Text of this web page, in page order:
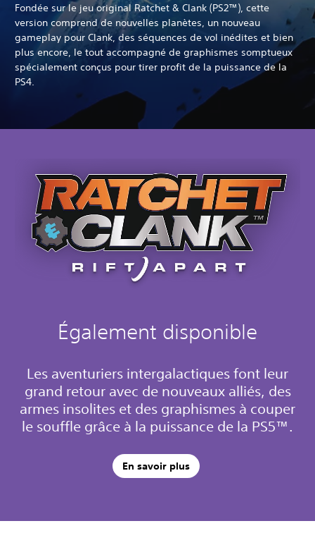
Fondée sur le jeu original Ratchet & Clank (PS2™), cette
version comprend de nouvelles planètes, un nouveau
gameplay pour Clank, des séquences de vol inédites et bien
plus encore, le tout accompagné de graphismes somptueux
spécialement conçus pour tirer profit de la puissance de la
PS4.
Également disponible
Les aventuriers intergalactiques font leur
grand retour avec de nouveaux alliés, des
armes insolites et des graphismes à couper
le souffle grâce à la puissance de la PS5™.
En savoir plus